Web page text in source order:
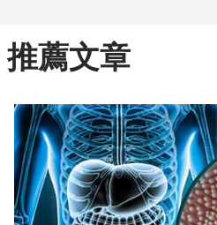
推薦文章